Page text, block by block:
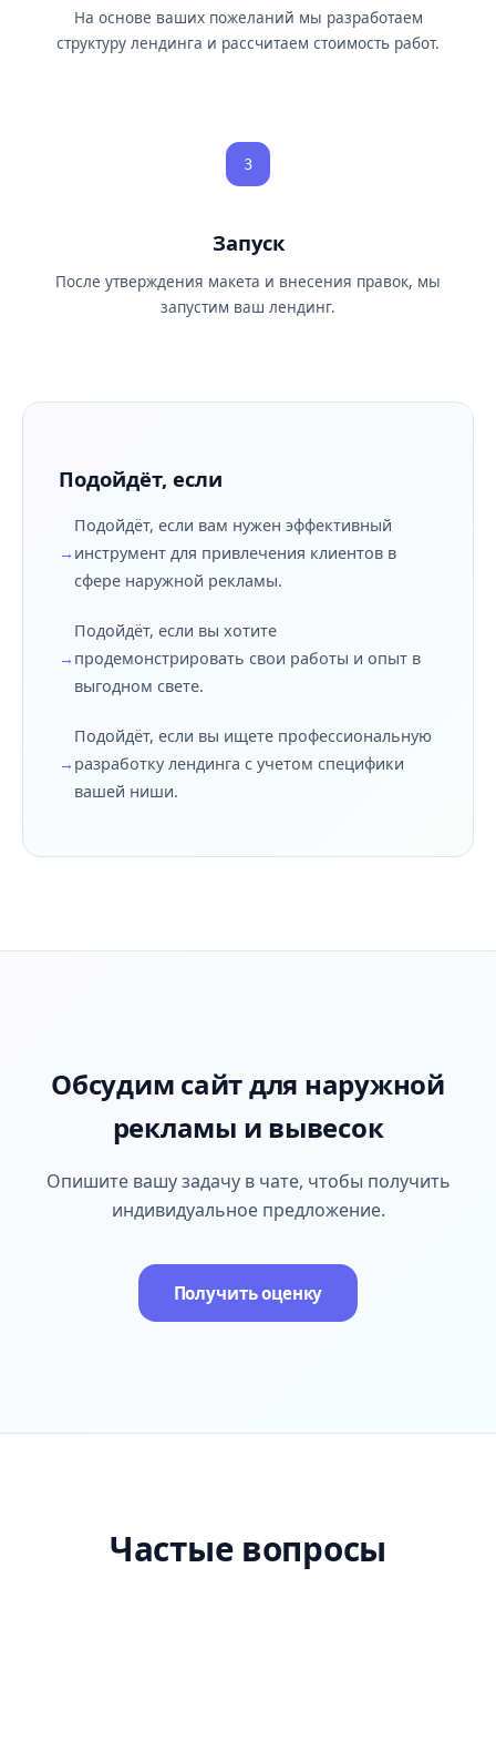
На основе ваших пожеланий мы разработаем
структуру лендинга и рассчитаем стоимость работ.
3
Запуск
После утверждения макета и внесения правок, мы
запустим ваш лендинг.
Подойдёт, если
Подойдёт, если вам нужен эффективный
инструмент для привлечения клиентов в
сфере наружной рекламы.
Подойдёт, если вы хотите
продемонстрировать свои работы и опыт в
выгодном свете.
Подойдёт, если вы ищете профессиональную
разработку лендинга с учетом специфики
вашей ниши.
Обсудим сайт для наружной
рекламы и вывесок
Опишите вашу задачу в чате, чтобы получить
индивидуальное предложение.
Получить оценку
Частые вопросы